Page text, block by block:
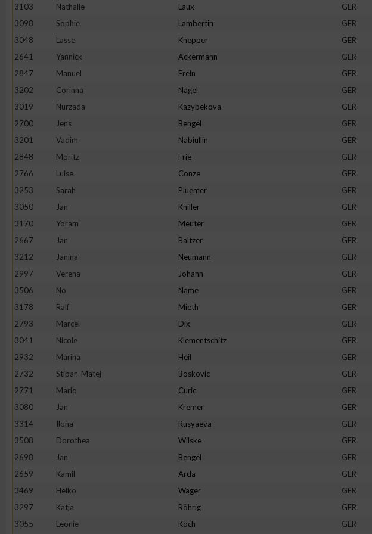
3103
Nathalie Laux GER
3098
Sophie Lambertin GER
3048
Lasse Knepper GER
2641
Yannick Ackermann GER
2847
Manuel Frein GER
3202
Corinna Nagel GER
3019
Nurzada Kazybekova GER
2700
Jens Bengel GER
3201
Vadim Nabiullin GER
2848
Moritz Frie GER
2766
Luise Conze GER
3253
Sarah Pluemer GER
3050
Jan Kniller GER
3170
Yoram Meuter GER
2667
Jan Baltzer GER
3212
Janina Neumann GER
2997
Verena Johann GER
3506
No Name GER
3178
Ralf Mieth GER
2793
Marcel Dix GER
3041
Nicole Klementschitz GER
2932
Marina Heil GER
2732
Stipan-Matej Boskovic GER
2771
Mario Curic GER
3080
Jan Kremer GER
3314
Ilona Rusyaeva GER
3508
Dorothea Wilske GER
2698
Jan Bengel GER
2659
Kamil Arda GER
3469
Heiko Wäger GER
3297
Katja Röhrig GER
3055
Leonie Koch GER
Erstellung von Profilen zur Personalisierung von Inhalten
Verwendung von Profilen zur Auswahl personalisierter Inhalte
verschiedenen Quellen
Entwicklung und Verbesserung der Angebote
Verwendung reduzierter Daten zur Auswahl von Inhalten
IAB-Besonderheiten:
Verwendung genauer Standortdaten
Nicht-IAB-Verarbeitungszwecke:
Performance
Funktional
Werbung